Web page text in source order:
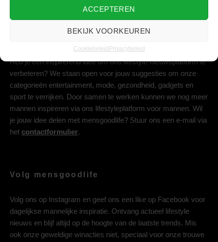
ACCEPTEREN
BEKIJK VOORKEUREN
Cookiebeleid Privacybeleid
Heb je een inspirerend idee om ons lifestyle-nieuwsplatform te
verbeteren? We staan open voor jouw suggesties om onze
categorieën entertainment, mode, gezondheid, gadgets en
sport te verrijken. Door samen te werken kunnen we nog meer
mannen inspireren via ons lifestyleplatform voor mannen. Wil
je jouw idee delen met mensgoodlife? Stuur ons een e-mail via
het contactformulier.
Volg mensgoodlife
Volg ons op Instagram en geef ons een like op Facebook voor
dagelijkse mannelijke inspiratie. Ontvang actueel lifestyle
nieuws en blijf altijd op de hoogte van de laatste trends. Mis
ook onze geweldige winacties niet, speciaal voor onze trouwe